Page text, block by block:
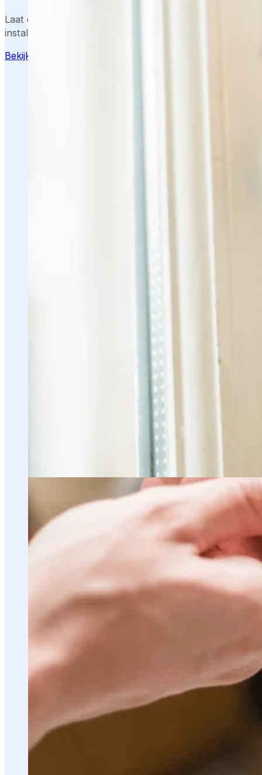
Laat ons meedenken over de beste oplossing – inclusief
installatie en support.
Bekijk mogelijkheden